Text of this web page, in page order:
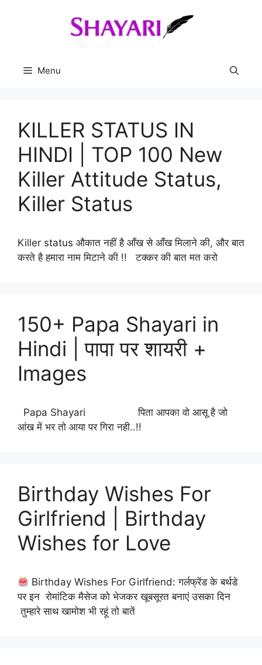
Menu
KILLER STATUS IN
HINDI | TOP 100 New
Killer Attitude Status,
Killer Status
Killer status औकात नहीं है आँख से आँख मिलाने की, और बात
करते है हमारा नाम मिटाने की !! टक्कर की बात मत करो
150+ Papa Shayari in
Hindi | पापा पर शायरी +
Images
Papa Shayari पिता आपका वो आसू है जो
आंख में भर तो आया पर गिरा नही..!!
Birthday Wishes For
Girlfriend | Birthday
Wishes for Love
Birthday Wishes For Girlfriend: गर्लफ्रेंड के बर्थडे
पर इन रोमांटिक मैसेज को भेजकर खूबसूरत बनाएं उसका दिन
तुम्हारे साथ खामोश भी रहूं तो बातें